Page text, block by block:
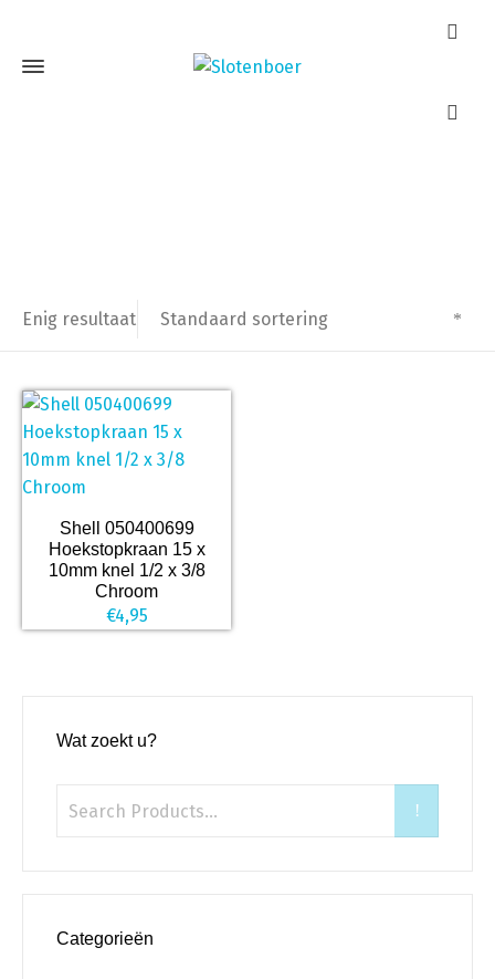
Enig resultaat Standaard sortering
Shell 050400699
Hoekstopkraan 15 x
10mm knel 1/2 x 3/8
Chroom
€4,95
Wat zoekt u?
Categorieën